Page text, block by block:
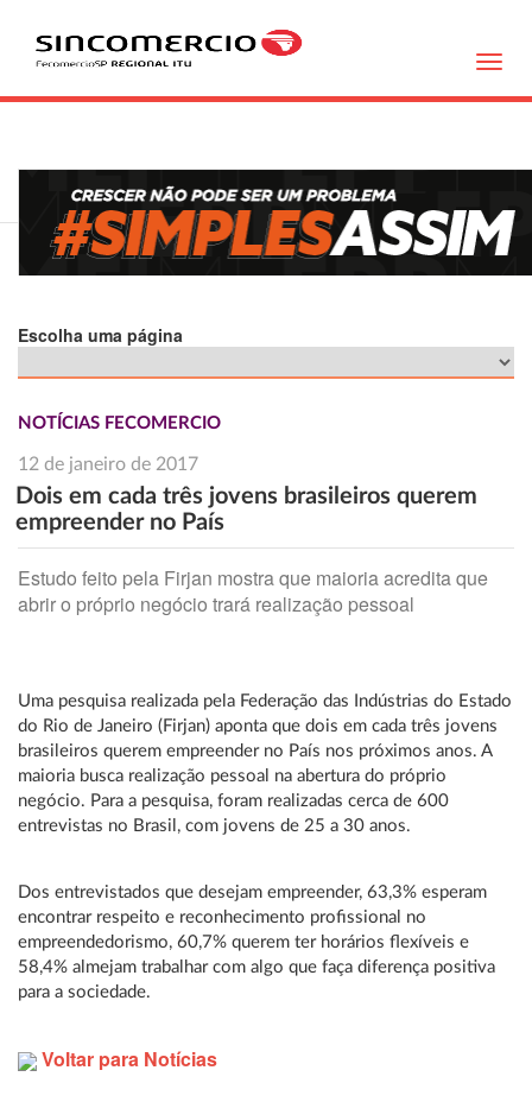
Escolha uma página
NOTÍCIAS FECOMERCIO
12 de janeiro de 2017
Dois em cada três jovens brasileiros querem
empreender no País
Estudo feito pela Firjan mostra que maioria acredita que
abrir o próprio negócio trará realização pessoal
Uma pesquisa realizada pela Federação das Indústrias do Estado
do Rio de Janeiro (Firjan) aponta que dois em cada três jovens
brasileiros querem empreender no País nos próximos anos. A
maioria busca realização pessoal na abertura do próprio
negócio. Para a pesquisa, foram realizadas cerca de 600
entrevistas no Brasil, com jovens de 25 a 30 anos.
Dos entrevistados que desejam empreender, 63,3% esperam
encontrar respeito e reconhecimento profissional no
empreendedorismo, 60,7% querem ter horários flexíveis e
58,4% almejam trabalhar com algo que faça diferença positiva
para a sociedade.
Voltar para Notícias